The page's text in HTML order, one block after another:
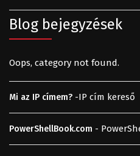
Blog bejegyzések
Oops, category not found.
Mi az IP címem? -IP cím kereső
PowerShellBook.com -